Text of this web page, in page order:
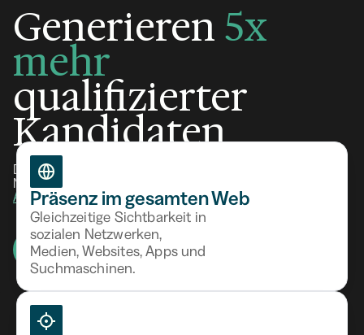
Warum Recruiting-Teams
auf Programmatic
umsteigen
Präsenz im gesamten Web
Gleichzeitige Sichtbarkeit in
sozialen Netzwerken,
Medien, Websites, Apps und
Suchmaschinen.
Generieren 5x
mehr
qualifizierter
Kandidaten
Dank kombinierter KI- und HR-Expertise.
Noch nicht bereit?
Attraktivität in 3 Minuten.
Eine Demo anfragen